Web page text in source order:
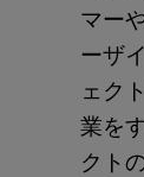
マー
ーザ
ェク
業を
クト